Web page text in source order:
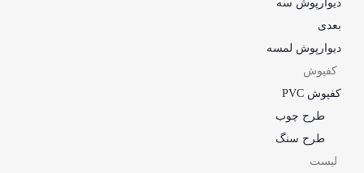
دیوارپوش سه
بعدی
دیوارپوش لمسه
کفپوش
کفپوش PVC
طرح چوب
طرح سنگ
لیست